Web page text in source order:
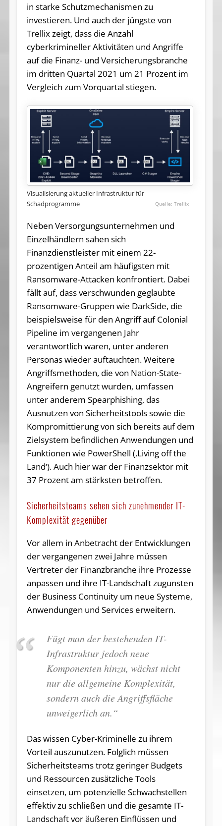
in starke Schutzmechanismen zu
investieren. Und auch der jüngste von
Trellix zeigt, dass die Anzahl
cyberkrimineller Aktivitäten und Angriffe
auf die Finanz- und Versicherungsbranche
im dritten Quartal 2021 um 21 Prozent im
Vergleich zum Vorquartal stiegen.
Visualisierung aktueller Infrastruktur für
Schadprogramme
Trellix
Neben Versorgungsunternehmen und
Einzelhändlern sahen sich
Finanzdienstleister mit einem 22-
prozentigen Anteil am häufigsten mit
Ransomware-Attacken konfrontiert. Dabei
fällt auf, dass verschwunden geglaubte
Ransomware-Gruppen wie DarkSide, die
beispielsweise für den Angriff auf Colonial
Pipeline im vergangenen Jahr
verantwortlich waren, unter anderen
Personas wieder auftauchten. Weitere
Angriffsmethoden, die von Nation-State-
Angreifern genutzt wurden, umfassen
unter anderem Spearphishing, das
Ausnutzen von Sicherheitstools sowie die
Kompromittierung von sich bereits auf dem
Zielsystem befindlichen Anwendungen und
Funktionen wie PowerShell (‚Living off the
Land‘). Auch hier war der Finanzsektor mit
37 Prozent am stärksten betroffen.
Sicherheitsteams sehen sich zunehmender IT-
Komplexität gegenüber
Vor allem in Anbetracht der Entwicklungen
der vergangenen zwei Jahre müssen
Vertreter der Finanzbranche ihre Prozesse
anpassen und ihre IT-Landschaft zugunsten
der Business Continuity um neue Systeme,
Anwendungen und Services erweitern.
Fügt man der bestehenden IT-
Infrastruktur jedoch neue
Komponenten hinzu, wächst nicht
nur die allgemeine Komplexität,
sondern auch die Angriffsfläche
unweigerlich an.“
Das wissen Cyber-Kriminelle zu ihrem
Vorteil auszunutzen. Folglich müssen
Sicherheitsteams trotz geringer Budgets
und Ressourcen zusätzliche Tools
einsetzen, um potenzielle Schwachstellen
effektiv zu schließen und die gesamte IT-
Landschaft vor äußeren Einflüssen und